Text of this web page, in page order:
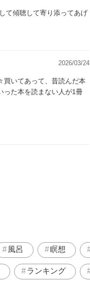
て傾聴して寄り添ってあげ
2026/03/24
買いてあって、昔読んだ本
った本を読まない人が1冊
風呂 瞑想
ランキング